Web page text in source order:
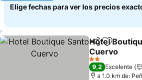
Elige fechas para ver los precios
Compartir
Agregar
Hotel
Cuervo
2 Estrellas
9,2 Excelente
a 1.0 km de: